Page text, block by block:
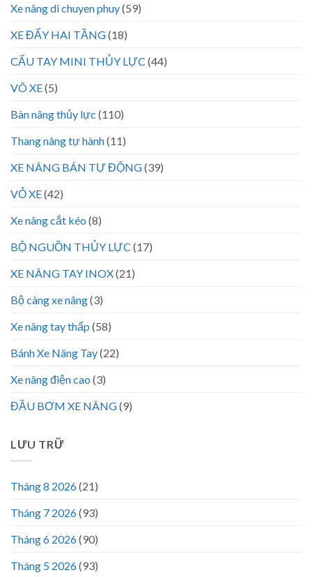
Xe nâng di chuyen phuy(59)
XE ĐẨY HAI TẦNG(18)
CẨU TAY MINI THỦY LỰC (44)
VÕ XE(5)
Bàn nâng thủy lực (110)
Thang nâng tự hành(11)
XE NÂNG BÁN TỰ ĐỘNG(39)
VỎ XE(42)
Xe nâng cắt kéo (8)
BỘ NGUỒN THỦY LỰC (17)
XE NÂNG TAY INOX(21)
Bộ càng xe nâng(3)
Xe nâng tay thấp (58)
Bánh Xe Nâng Tay(22)
Xe nâng điện cao (3)
ĐẦU BƠM XE NÂNG(9)
LƯU TRỮ
Tháng 8 2026(21)
Tháng 7 2026(93)
Tháng 6 2026(90)
Tháng 5 2026(93)